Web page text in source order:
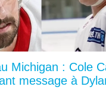
Michigan : Cole
message à